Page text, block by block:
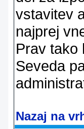
vstavitev
najprej
Prav tako
Seveda
Nazaj na